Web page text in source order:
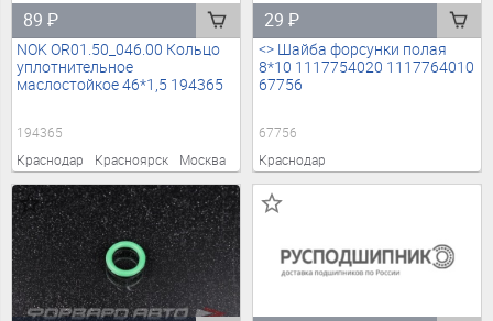
89₽
NOK OR01.50_046.00 Кольцо
уплотнительное
маслостойкое 46*1,5 194365
194365
Краснодар
Красноярск Москва
29₽
<> Шайба форсунки полая
8*10 1117754020 1117764010
67756
67756
Краснодар